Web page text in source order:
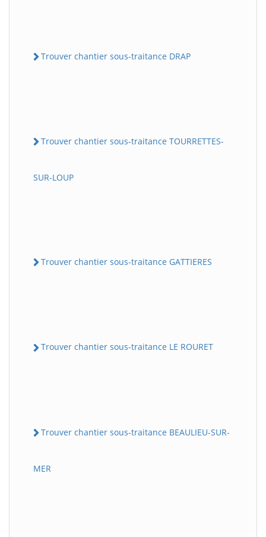
Trouver chantier sous-traitance DRAP
Trouver chantier sous-traitance TOURRETTES-
SUR-LOUP
Trouver chantier sous-traitance GATTIERES
Trouver chantier sous-traitance LE ROURET
Trouver chantier sous-traitance BEAULIEU-SUR-
MER